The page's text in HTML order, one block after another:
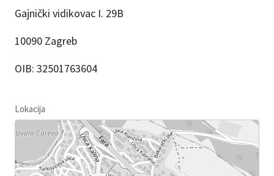
Gajnički vidikovac I. 29B
10090 Zagreb
OIB: 32501763604
Lokacija